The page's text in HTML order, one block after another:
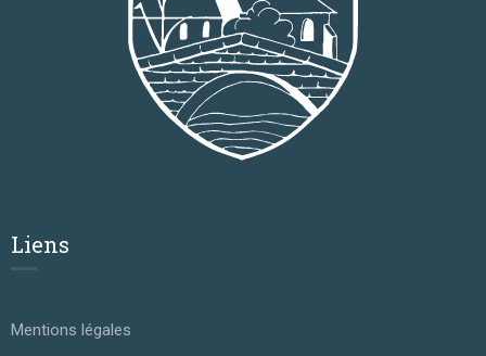
Liens
Mentions légales